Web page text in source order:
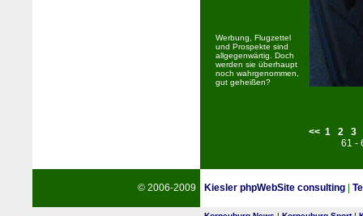
Werbung, Flugzettel
und Prospekte sind
allgegenwärtig. Doch
werden sie überhaupt
noch wahrgenommen,
gut geheißen?
<< 1 2
3
61 -
© 2006-2009 Kiesler phpWebSite consulting